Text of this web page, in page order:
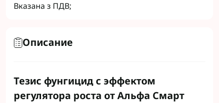
Вказана з ПДВ;
Описание
Тезис фунгицид с эффектом
регулятора роста от Альфа Смарт